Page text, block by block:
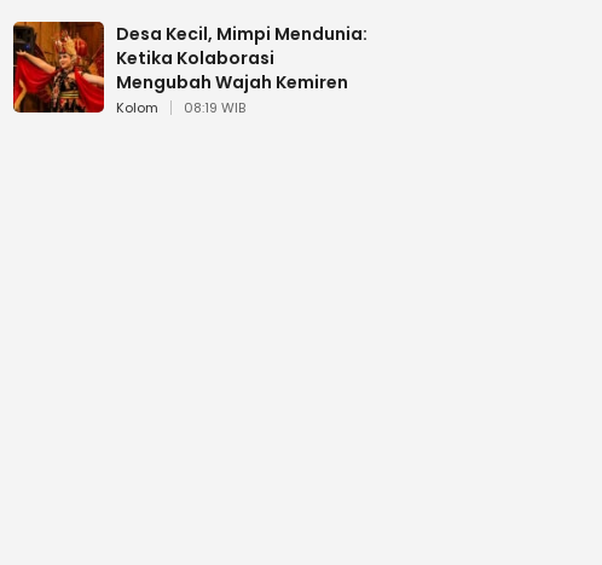
Desa Kecil, Mimpi Mendunia:
Ketika Kolaborasi
Mengubah Wajah Kemiren
Kolom 08:19 WIB